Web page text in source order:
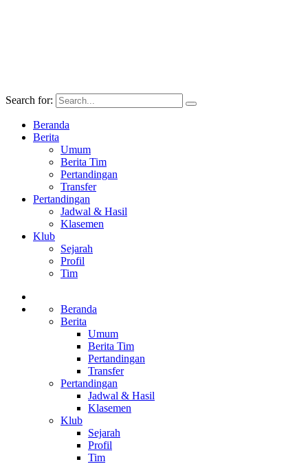
Search for:
Beranda
Berita
Umum
Berita Tim
Pertandingan
Transfer
Pertandingan
Jadwal & Hasil
Klasemen
Klub
Sejarah
Profil
Tim
Beranda
Berita
Umum
Berita Tim
Pertandingan
Transfer
Pertandingan
Jadwal & Hasil
Klasemen
Klub
Sejarah
Profil
Tim